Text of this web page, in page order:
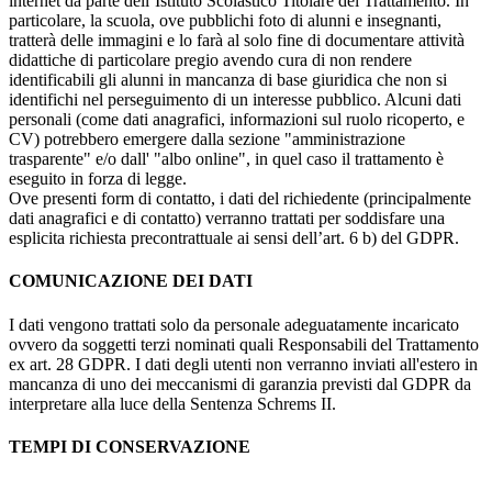
particolare, la scuola, ove pubblichi foto di alunni e insegnanti,
tratterà delle immagini e lo farà al solo fine di documentare attività
didattiche di particolare pregio avendo cura di non rendere
identificabili gli alunni in mancanza di base giuridica che non si
identifichi nel perseguimento di un interesse pubblico. Alcuni dati
personali (come dati anagrafici, informazioni sul ruolo ricoperto, e
CV) potrebbero emergere dalla sezione "amministrazione
trasparente" e/o dall' "albo online", in quel caso il trattamento è
eseguito in forza di legge.
Ove presenti form di contatto, i dati del richiedente (principalmente
dati anagrafici e di contatto) verranno trattati per soddisfare una
esplicita richiesta precontrattuale ai sensi dell’art. 6 b) del GDPR.
COMUNICAZIONE DEI DATI
I dati vengono trattati solo da personale adeguatamente incaricato
ovvero da soggetti terzi nominati quali Responsabili del Trattamento
ex art. 28 GDPR. I dati degli utenti non verranno inviati all'estero in
mancanza di uno dei meccanismi di garanzia previsti dal GDPR da
interpretare alla luce della Sentenza Schrems II.
TEMPI DI CONSERVAZIONE